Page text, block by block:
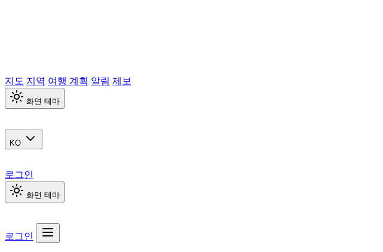
지도 지역 여행 계획 알림 제보
화면 테마
KO
로그인
화면 테마
로그인